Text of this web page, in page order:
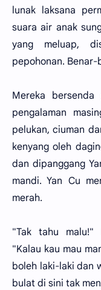
lunak laksana
suara air anak
yang meluap,
pepohonan.
Mereka
pengalaman
pelukan, ciuman
kenyang oleh
dan dipanggang
mandi. Yan Cu
merah.
"Tak tahu malu!"
"Kalau kau mau
boleh laki-laki dan
bulat di sini tak